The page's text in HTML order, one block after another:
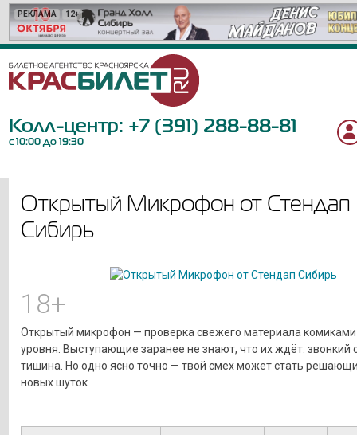
РЕКЛАМА 12+
РЕКЛАМА 6+
РЕКЛАМА 12+
РЕКЛАМА 6+
РЕКЛАМА 12+
РЕКЛАМА 6+
РЕКЛАМА 6+
РЕКЛАМА 0+
РЕКЛАМА 18+
РЕКЛАМА 12+
РЕКЛАМА 6+
РЕКЛАМА 18+
РЕКЛАМА 12+
РЕКЛАМА 12+
РЕКЛАМА 12+
РЕКЛАМА 12+
РЕКЛАМА 16+
РЕКЛАМА 12+
РЕКЛАМА 6+
РЕКЛАМА 16+
Колл-центр: +7 (391) 288-88-81
с 10:00 до 19:30
Открытый Микрофон от Стендап
Сибирь
18+
Открытый микрофон — проверка свежего материала комиками
уровня. Выступающие заранее не знают, что их ждёт: звонкий
тишина. Но одно ясно точно — твой смех может стать
новых шуток